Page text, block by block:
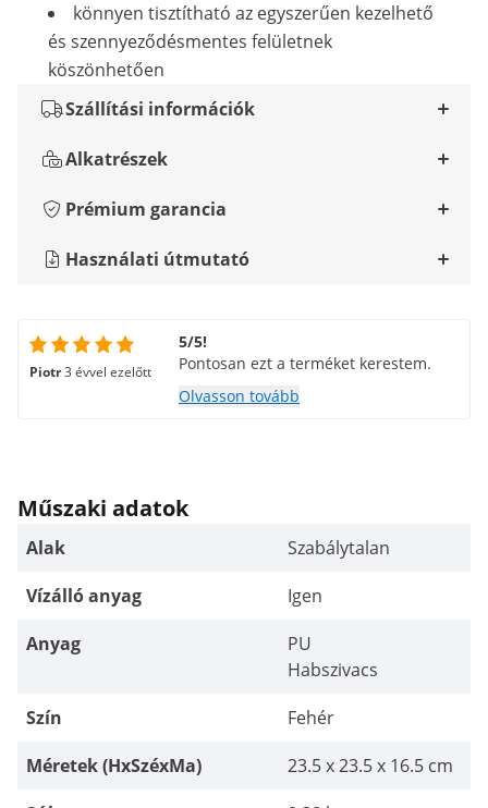
könnyen tisztítható az egyszerűen kezelhető
és szennyeződésmentes felületnek
köszönhetően
Szállítási információk
Alkatrészek
Prémium garancia
Használati útmutató
Piotr3 évvel ezelőtt
5/5!
Pontosan ezt a terméket kerestem.
Olvasson tovább
Műszaki adatok
Alak
Szabálytalan
Vízálló anyag
Igen
Anyag
PU
Habszivacs
Szín
Fehér
Méretek (HxSzéxMa)
23.5 x 23.5 x 16.5 cm